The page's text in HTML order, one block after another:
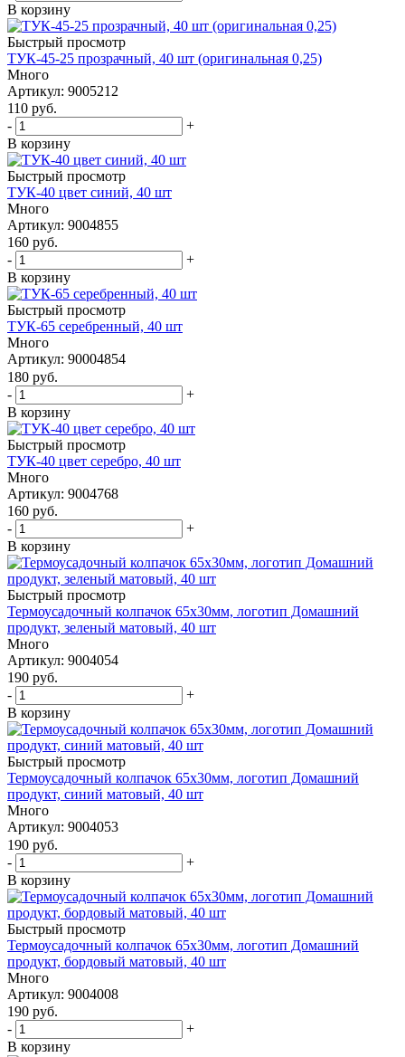
В корзину
Быстрый просмотр
ТУК-45-25 прозрачный, 40 шт (оригинальная 0,25)
Много
Артикул: 9005212
110 руб.
-
+
В корзину
Быстрый просмотр
ТУК-40 цвет синий, 40 шт
Много
Артикул: 9004855
160 руб.
-
+
В корзину
Быстрый просмотр
ТУК-65 серебренный, 40 шт
Много
Артикул: 90004854
180 руб.
-
+
В корзину
Быстрый просмотр
ТУК-40 цвет серебро, 40 шт
Много
Артикул: 9004768
160 руб.
-
+
В корзину
Быстрый просмотр
Термоусадочный колпачок 65х30мм, логотип Домашний
продукт, зеленый матовый, 40 шт
Много
Артикул: 9004054
190 руб.
-
+
В корзину
Быстрый просмотр
Термоусадочный колпачок 65х30мм, логотип Домашний
продукт, синий матовый, 40 шт
Много
Артикул: 9004053
190 руб.
-
+
В корзину
Быстрый просмотр
Термоусадочный колпачок 65х30мм, логотип Домашний
продукт, бордовый матовый, 40 шт
Много
Артикул: 9004008
190 руб.
-
+
В корзину